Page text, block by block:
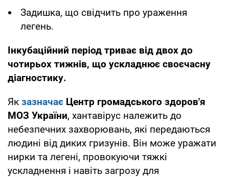
Задишка, що свідчить про ураження
легень.
Інкубаційний період триває від двох до
чотирьох тижнів, що ускладнює своєчасну
діагностику.
Як зазначає Центр громадського здоров'я
МОЗ України, хантавірус належить до
небезпечних захворювань, які передаються
людині від диких гризунів. Він може уражати
нирки та легені, провокуючи тяжкі
ускладнення і навіть загрозу для